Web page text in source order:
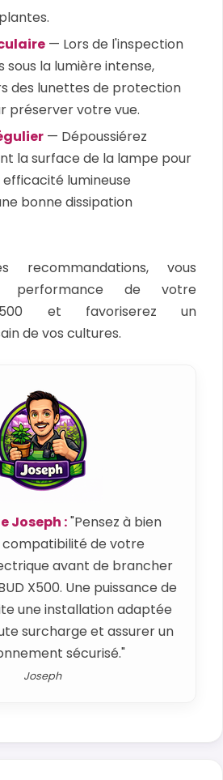
— Lors de l'inspection
sous la lumière intense,
des lunettes de protection
préserver votre vue.
— Dépoussiérez
la surface de la lampe pour
lumineuse
bonne dissipation
recommandations, vous
performance de votre
et favoriserez un
de vos cultures.
Joseph :"Pensez à bien
de votre
avant de brancher
X500. Une puissance de
une installation adaptée
surcharge et assurer un
sécurisé."
Joseph